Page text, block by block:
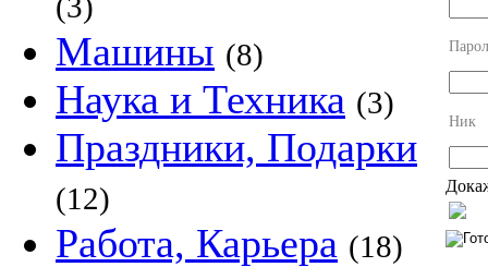
Машины (8)
Наука и Техника (3)
Праздники, Подарки
(12)
Работа, Карьера (18)
Ник